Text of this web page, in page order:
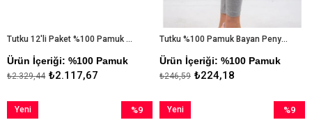
Tutku 12'li Paket %100 Pamuk Bayan Kısa Tayt
Ürün İçeriği: %100 Pamuk
₺2.117,67
₺2.329,44
Tutku %100 Pamuk Bayan Penye Uzun Tayt
Ürün İçeriği: %100 Pamuk
₺224,18
₺246,59
%9
Yeni
%9
Yeni